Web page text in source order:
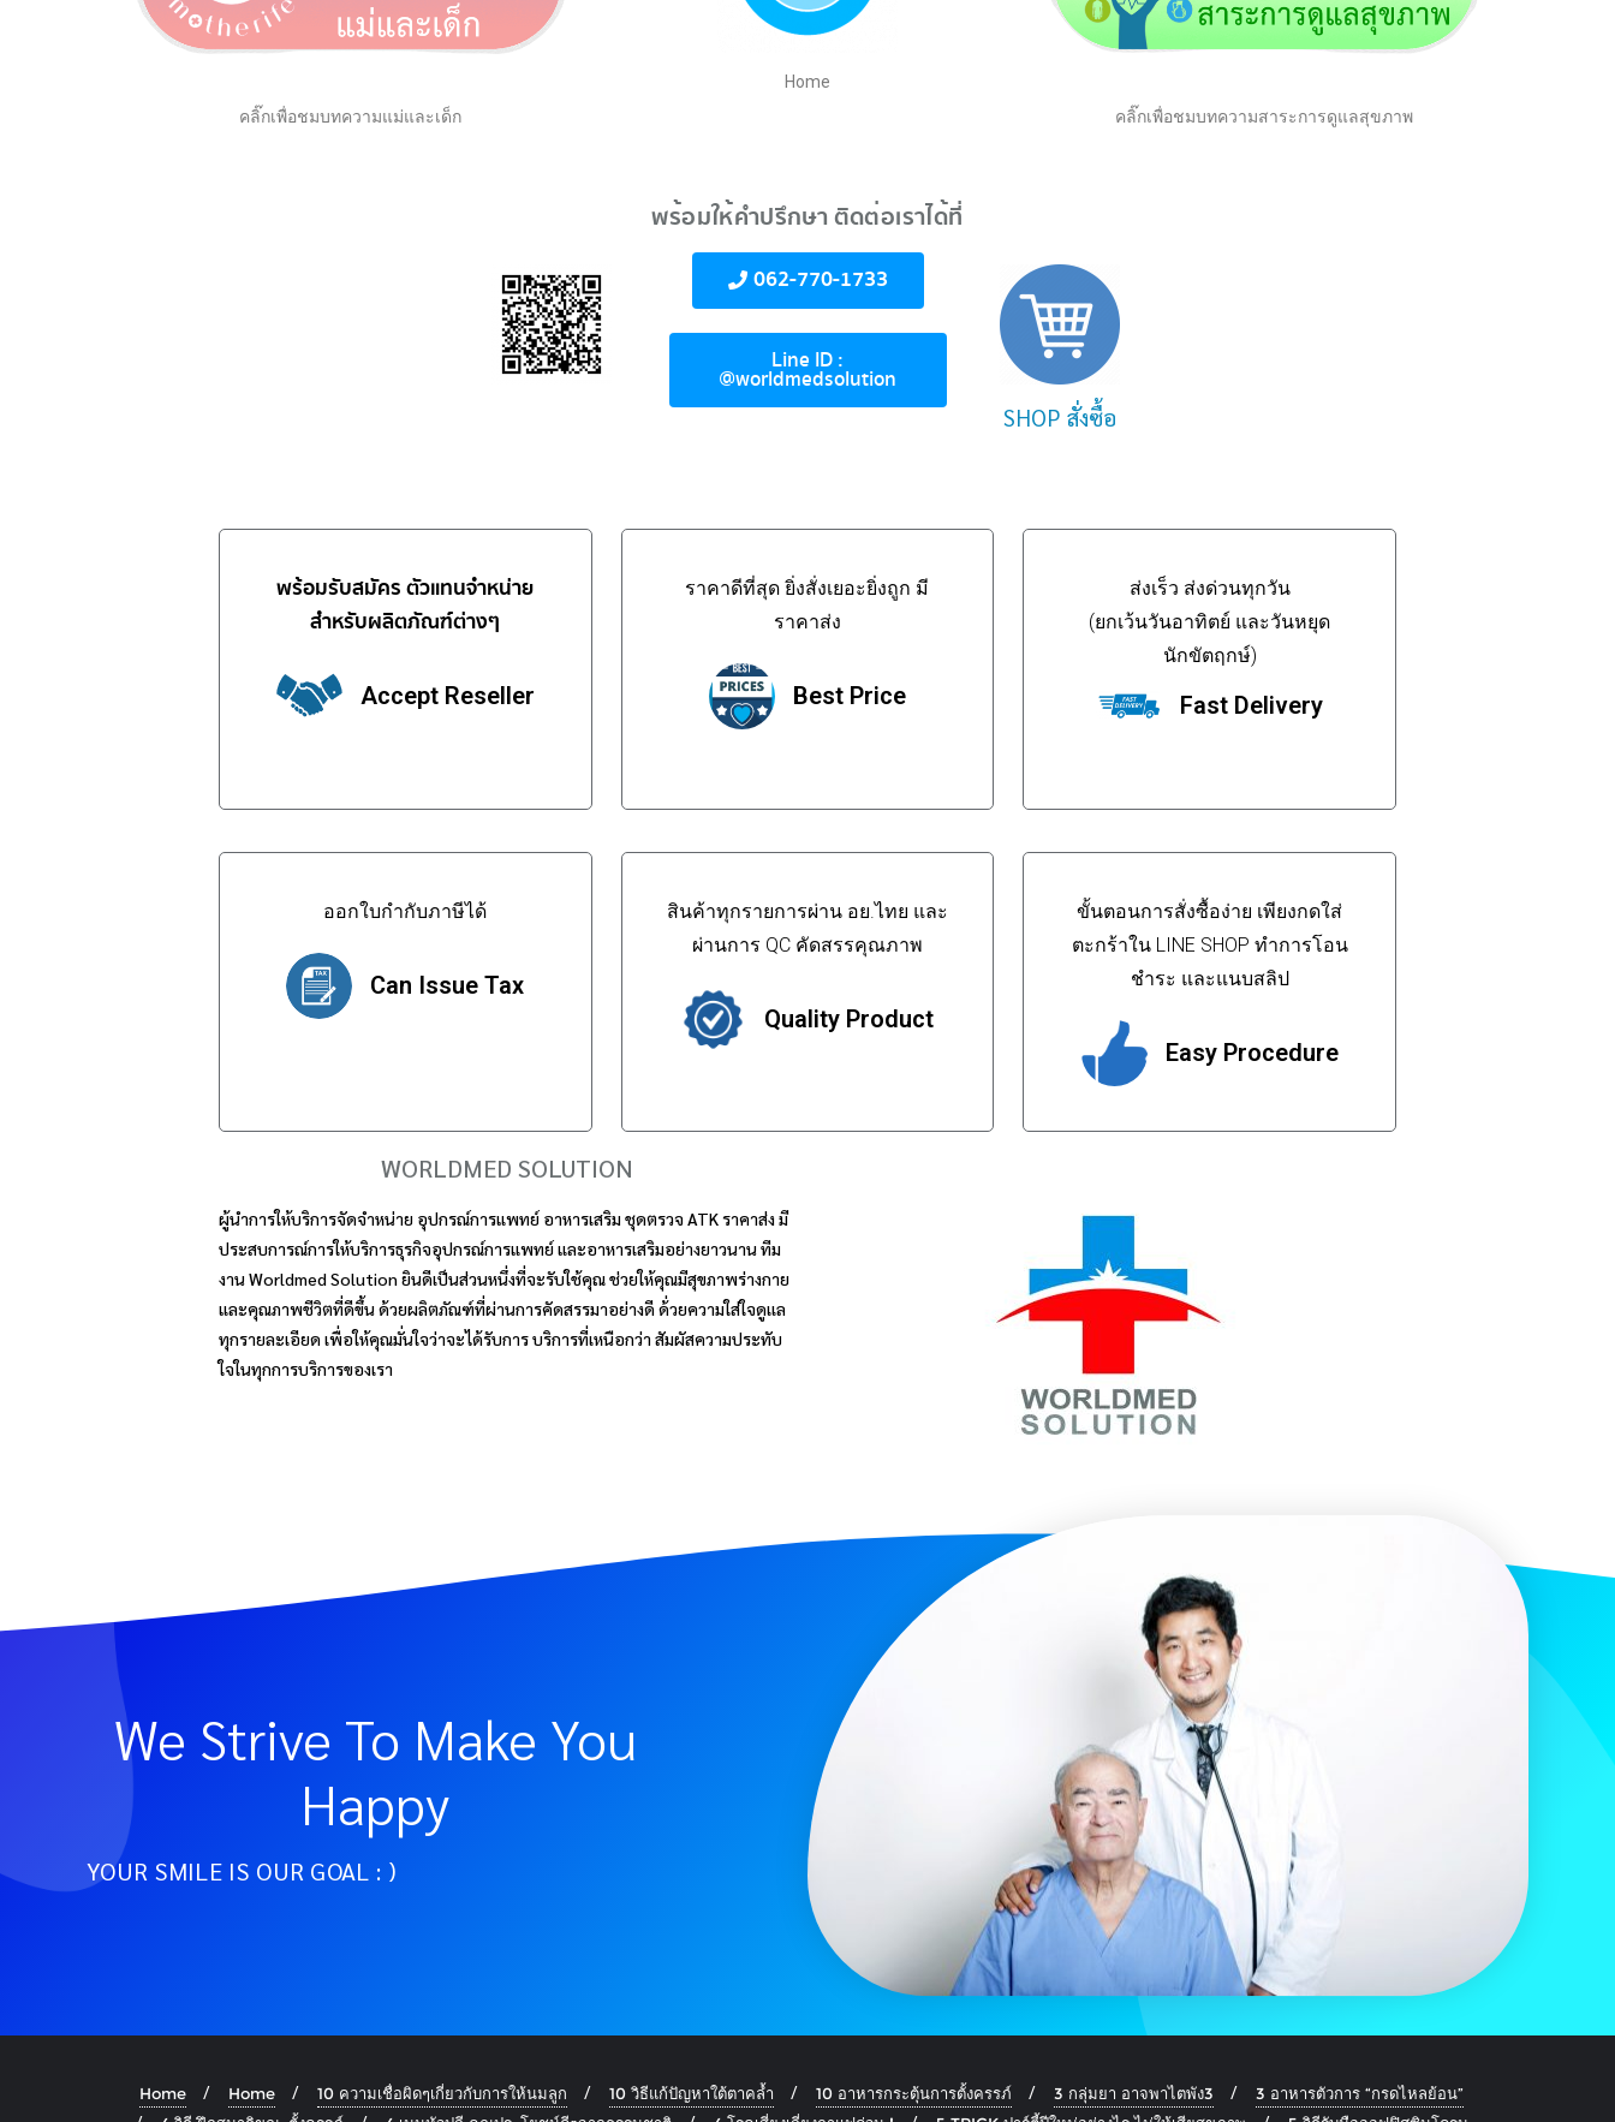
คลิ๊กเพื่อชมบทความแม่และเด็ก
Home
คลิ๊กเพื่อชมบทความสาระการดูแลสุขภาพ
พร้อมให้คำปรึกษา ติดต่อเราได้ที่
062-770-1733
Line ID :
@worldmedsolution
SHOP สั่งซื้อ
พร้อมรับสมัคร ตัวแทนจำหน่าย
สำหรับผลิตภัณฑ์ต่างๆ
Accept Reseller
ราคาดีที่สุด ยิ่งสั่งเยอะยิ่งถูก มี
ราคาส่ง
Best Price
ส่งเร็ว ส่งด่วนทุกวัน
(ยกเว้นวันอาทิตย์ และวันหยุด
นักขัตฤกษ์)
Fast Delivery
ออกใบกำกับภาษีได้
Can Issue Tax
สินค้าทุกรายการผ่าน อย.ไทย และ
ผ่านการ QC คัดสรรคุณภาพ
Quality Product
ขั้นตอนการสั่งซื้อง่าย เพียงกดใส่
ตะกร้าใน LINE SHOP ทำการโอน
ชำระ และแนบสลิป
Easy Procedure
WORLDMED SOLUTION
ผู้นำการให้บริการจัดจำหน่าย อุปกรณ์การแพทย์ อาหารเสริม ชุดตรวจ ATK ราคาส่ง มี
ประสบการณ์การให้บริการธุรกิจอุปกรณ์การแพทย์ และอาหารเสริมอย่างยาวนาน ทีม
งาน Worldmed Solution ยินดีเป็นส่วนหนึ่งที่จะรับใช้คุณ ช่วยให้คุณมีสุขภาพร่างกาย
และคุณภาพชีวิตที่ดีขึ้น ด้วยผลิตภัณฑ์ที่ผ่านการคัดสรรมาอย่างดี ด้่วยความใส่ใจดูเเล
ทุกรายละเอียด เพื่อให้คุณมั่นใจว่าจะได้รับการ บริการที่เหนือกว่า สัมผัสความประทับ
ใจในทุกการบริการของเรา
We Strive To Make You
Happy
YOUR SMILE IS OUR GOAL : )
Home Home 10 ความเชื่อผิดๆเกี่ยวกับการให้นมลูก 10 วิธีแก้ปัญหาใต้ตาคล้ำ 10 อาหารกระตุ้นการตั้งครรภ์ 3 กลุ่มยา อาจพาไตพัง3
3 อาหารตัวการ “กรดไหลย้อน”